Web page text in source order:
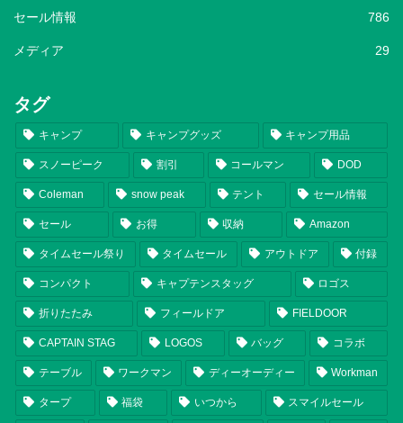
セール情報 786
メディア 29
タグ
キャンプ キャンプグッズ キャンプ用品
スノーピーク 割引 コールマン DOD
Coleman snow peak テント セール情報
セール お得 収納 Amazon
タイムセール祭り タイムセール アウトドア 付録
コンパクト キャプテンスタッグ ロゴス
折りたたみ フィールドア FIELDOOR
CAPTAIN STAG LOGOS バッグ コラボ
テーブル ワークマン ディーオーディー Workman
タープ 福袋 いつから スマイルセール